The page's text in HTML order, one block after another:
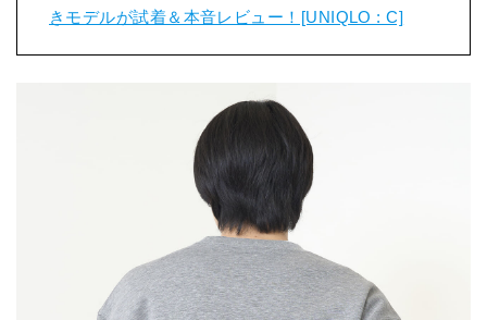
きモデルが試着＆本音レビュー！[UNIQLO : C]